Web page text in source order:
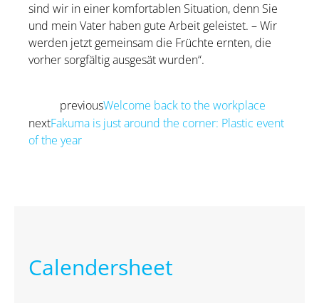
sind wir in einer komfortablen Situation, denn Sie
und mein Vater haben gute Arbeit geleistet. – Wir
werden jetzt gemeinsam die Früchte ernten, die
vorher sorgfältig ausgesät wurden“.
previousWelcome back to the workplace
nextFakuma is just around the corner: Plastic event
of the year
Calendersheet